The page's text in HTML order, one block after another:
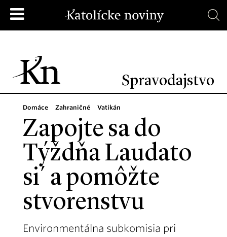
Spravodajstvo
Domáce Zahraničné Vatikán
Zapojte sa do
Týždňa Laudato
si´ a pomôžte
stvorenstvu
Environmentálna subkomisia pri